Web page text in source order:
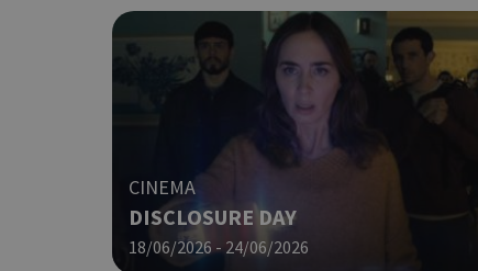
CINEMA
DISCLOSURE DAY
18/06/2026 - 24/06/2026